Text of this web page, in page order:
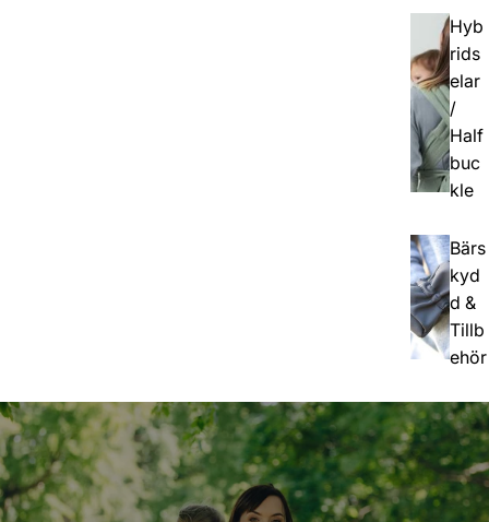
Hyb
rids
elar
/
Half
buc
kle
Bärs
kyd
d &
Tillb
ehör